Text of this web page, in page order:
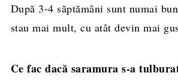
După 3-4 săptămâni sunt numai
stau mai mult, cu atât devin mai
Ce fac dacă saramura s-a